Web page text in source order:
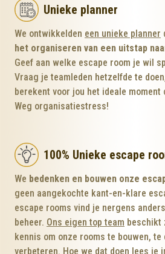
Unieke planner
We ontwikkelden een unieke planner
het organiseren van een uitstap
Geef aan welke escape room je wil
Vraag je teamleden hetzelfde te
berekent voor jou het ideale moment
Weg organisatiestress!
100% Unieke escape
We bedenken en bouwen onze
geen aangekochte kant-en-klare
escape rooms vind je nergens
beheer. Ons eigen top team beschikt
kennis om onze rooms te bouwen, te
verbeteren. Hoe we dat doen lees je